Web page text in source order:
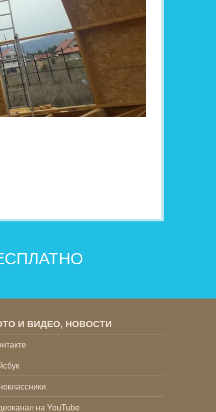
И ВИДЕО, НОВОСТИ
на YouTube